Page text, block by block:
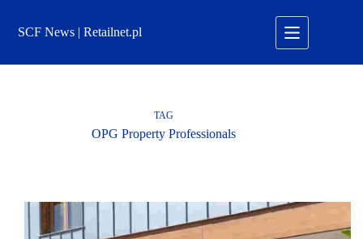
treściSCF News | Retailnet.pl
TAG
OPG Property Professionals